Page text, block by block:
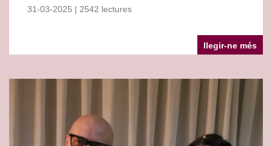
31-03-2025 | 2542 lectures
llegir-ne més